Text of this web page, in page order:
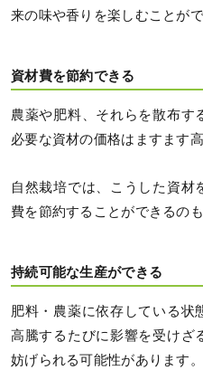
来の味や香りを楽しむことがで
資材費を節約できる
農薬や肥料、それらを散布す
必要な資材の価格はますます
自然栽培では、こうした資材
費を節約することができるの
持続可能な生産ができる
肥料・農薬に依存している状
高騰するたびに影響を受けざ
妨げられる可能性があります。